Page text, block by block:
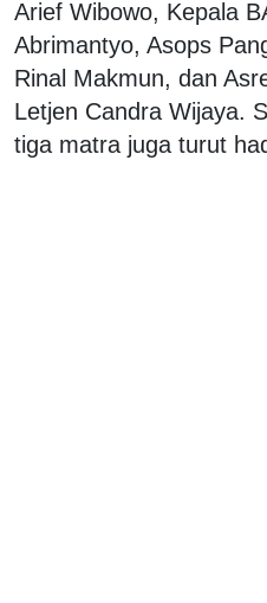
Arief Wibowo, Kepala
Abrimantyo, Asops
Rinal Makmun, dan
Letjen Candra Wijaya.
tiga matra juga turut